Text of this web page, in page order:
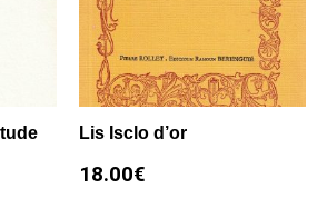
Lis Isclo d’or
18.00€